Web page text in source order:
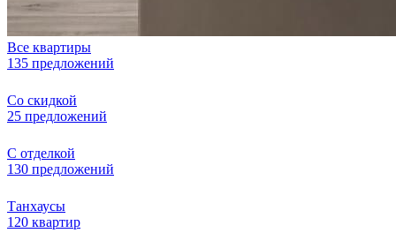
Все квартиры
135 предложений
Со скидкой
25 предложений
С отделкой
130 предложений
Танхаусы
120 квартир